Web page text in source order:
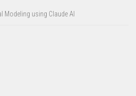
Modeling using Claude AI